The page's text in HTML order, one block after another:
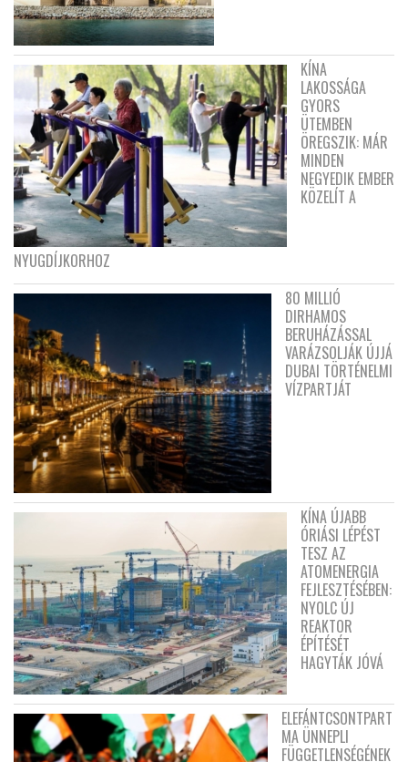
KÍNA
LAKOSSÁGA
GYORS
ÜTEMBEN
ÖREGSZIK: MÁR
MINDEN
NEGYEDIK EMBER
KÖZELÍT A
NYUGDÍJKORHOZ
80 MILLIÓ
DIRHAMOS
BERUHÁZÁSSAL
VARÁZSOLJÁK ÚJJÁ
DUBAI TÖRTÉNELMI
VÍZPARTJÁT
KÍNA ÚJABB
ÓRIÁSI LÉPÉST
TESZ AZ
ATOMENERGIA
FEJLESZTÉSÉBEN:
NYOLC ÚJ
REAKTOR
ÉPÍTÉSÉT
HAGYTÁK JÓVÁ
ELEFÁNTCSONTPART
MA ÜNNEPLI
FÜGGETLENSÉGÉNEK